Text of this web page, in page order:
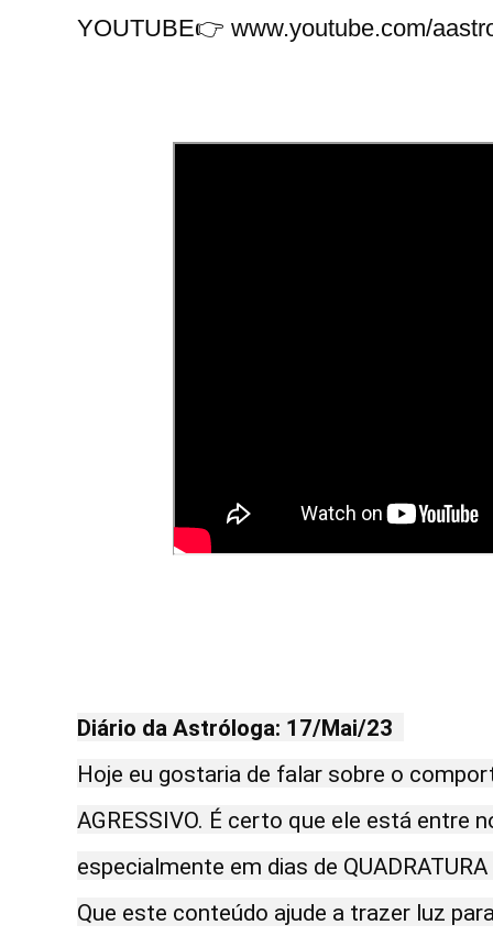
YOUTUBE👉 www.youtube.com/
Diário da Astróloga: 17/Mai/23
Hoje eu gostaria de falar sobre o
AGRESSIVO. É certo que ele está entre
especialmente em dias de
Que este conteúdo ajude a trazer luz